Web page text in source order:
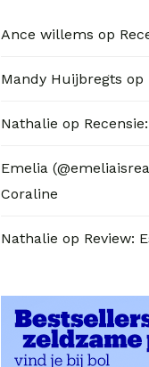
Ance willems op
Mandy Huijbregts op
Nathalie op
Emelia
Coraline
Nathalie op Review: